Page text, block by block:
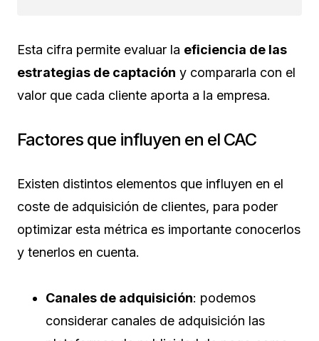
Esta cifra permite evaluar la eficiencia de las
estrategias de captación y compararla con el
valor que cada cliente aporta a la empresa.
Factores que influyen en el CAC
Existen distintos elementos que influyen en el
coste de adquisición de clientes, para poder
optimizar esta métrica es importante conocerlos
y tenerlos en cuenta.
Canales de adquisición: podemos
considerar canales de adquisición las